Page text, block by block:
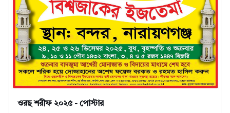
ওরছ শরীফ ২০২৫ - পোস্টার